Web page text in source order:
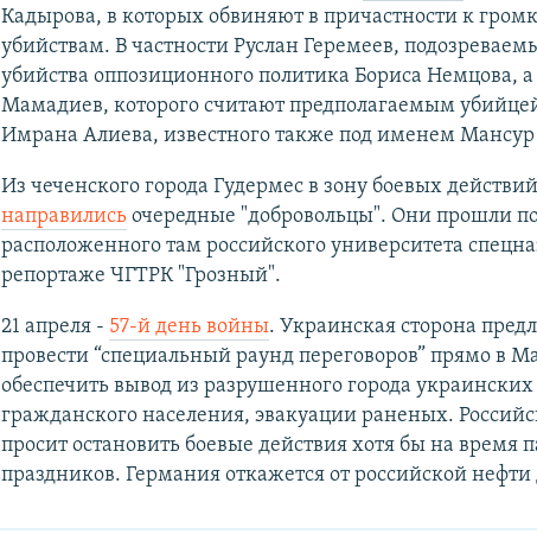
Кадырова, в которых обвиняют в причастности к
убийствам. В частности Руслан Геремеев,
убийства оппозиционного политика Бориса Немцова,
Мамадиев, которого считают предполагаемым
Имрана Алиева, известного также под именем
Из чеченского города Гудермес в зону боевых
направилисьочередные "добровольцы". Они прошли
расположенного там российского университета
репортаже ЧГТРК "Грозный".
21 апреля - 57-й день войны. Украинская сторона
провести “специальный раунд переговоров” прямо в
обеспечить вывод из разрушенного города
гражданского населения, эвакуации раненых.
просит остановить боевые действия хотя бы на время
праздников. Германия откажется от российской нефти